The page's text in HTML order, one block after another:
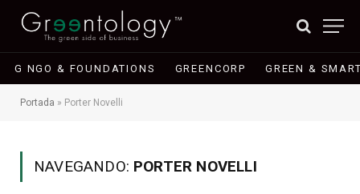
G NGO & FOUNDATIONS GREENCORP GREEN &
Portada » Porter Novelli
NAVEGANDO: PORTER NOVELLI